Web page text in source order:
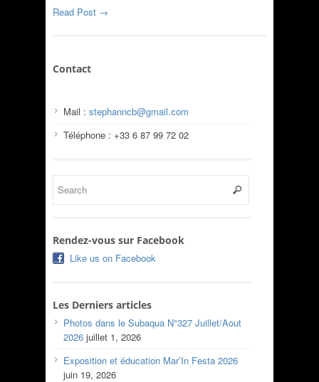
Read Post →
Contact
Mail : stephanncb@gmail.com
Téléphone : +33 6 87 99 72 02
Rendez-vous sur Facebook
Like us on Facebook
Les Derniers articles
Photos dans le Subaqua N°327 Juillet/Aout
2026 juillet 1, 2026
Exposition et éducation Mar’In Festa 2026
juin 19, 2026